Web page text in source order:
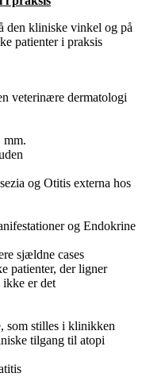
den kliniske vinkel og på
patienter i praksis
veterinære dermatologi
mm.
og Otitis externa hos
og Endokrine
sjældne cases
patienter, der ligner
ikke er det
som stilles i klinikken
tilgang til atopi